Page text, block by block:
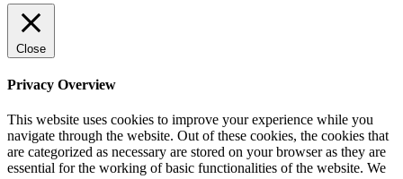
Close
Privacy Overview
This website uses cookies to improve your experience while you
navigate through the website. Out of these cookies, the cookies that
are categorized as necessary are stored on your browser as they are
essential for the working of basic functionalities of the website. We